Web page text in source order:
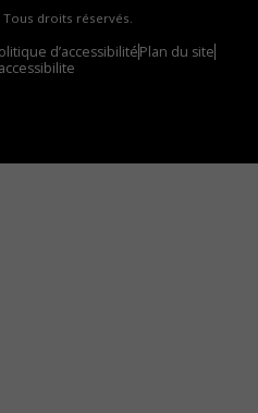
droits réservés.
d’accessibilitéPlan du site